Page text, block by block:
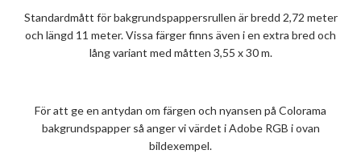
Standardmått för bakgrundspappersrullen är bredd 2,72 meter
och längd 11 meter. Vissa färger finns även i en extra bred och
lång variant med måtten 3,55 x 30 m.
För att ge en antydan om färgen och nyansen på Colorama
bakgrundspapper så anger vi värdet i Adobe RGB i ovan
bildexempel.